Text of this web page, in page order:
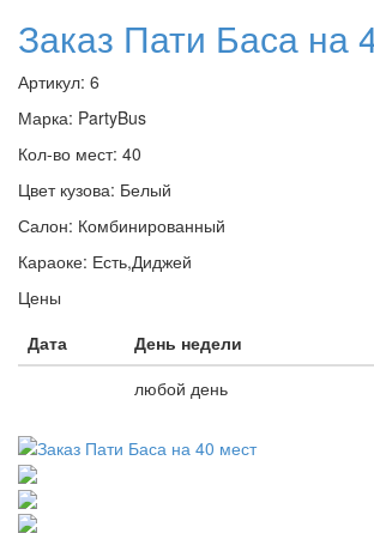
Заказ Пати Баса на
Артикул: 6
Марка: PartyBus
Кол-во мест: 40
Цвет кузова: Белый
Салон: Комбинированный
Караоке: Есть,Диджей
Цены
Дата
День недели
любой день